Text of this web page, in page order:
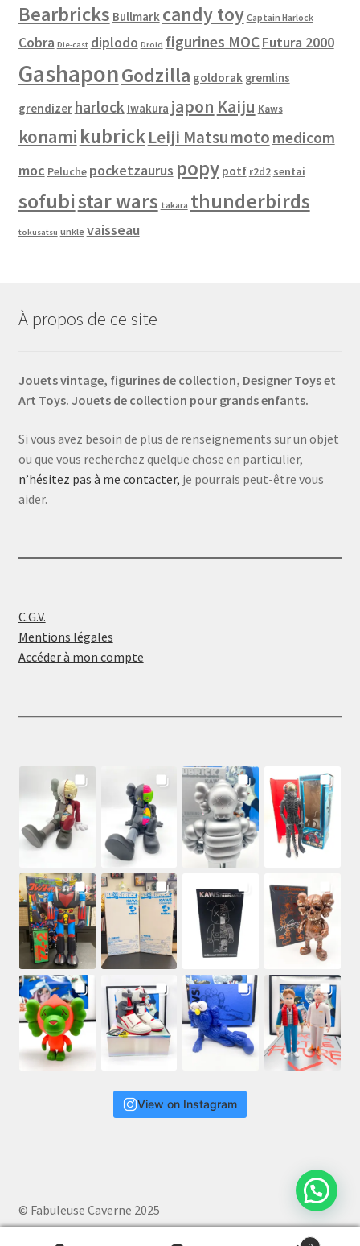
Bearbricks Bullmark candy toy Captain Harlock
Cobra Die-cast diplodo Droid figurines MOCFutura 2000
GashaponGodzilla goldorak gremlins
grendizer harlock Iwakura japon Kaiju Kaws
konami kubrickLeiji Matsumoto medicom
moc Peluche pocketzaurus popy potf r2d2 sentai
sofubistar wars takara thunderbirds
tokusatsu unkle vaisseau
À propos de ce site
Jouets vintage, figurines de collection, Designer Toys et
Art Toys. Jouets de collection pour grands enfants.
Si vous avez besoin de plus de renseignements sur un objet
ou que vous recherchez quelque chose en particulier,
n’hésitez pas à me contacter, je pourrais peut-être vous
aider.
C.G.V.
Mentions légales
Accéder à mon compte
View on Instagram
© Fabuleuse Caverne 2025